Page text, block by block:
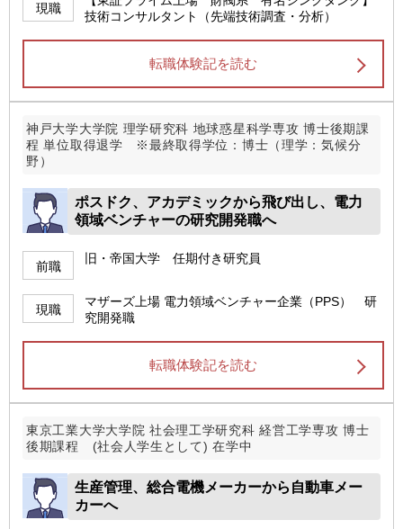
現職
技術コンサルタント（先端技術調査・分析）
転職体験記を読む
神戸大学大学院 理学研究科 地球惑星科学専攻 博士後期課
程 単位取得退学 ※最終取得学位：博士（理学：気候分
野）
ポスドク、アカデミックから飛び出し、電力
領域ベンチャーの研究開発職へ
前職
旧・帝国大学 任期付き研究員
現職
マザーズ上場 電力領域ベンチャー企業（PPS） 研
究開発職
転職体験記を読む
東京工業大学大学院 社会理工学研究科 経営工学専攻 博士
後期課程 (社会人学生として) 在学中
生産管理、総合電機メーカーから自動車メー
カーへ